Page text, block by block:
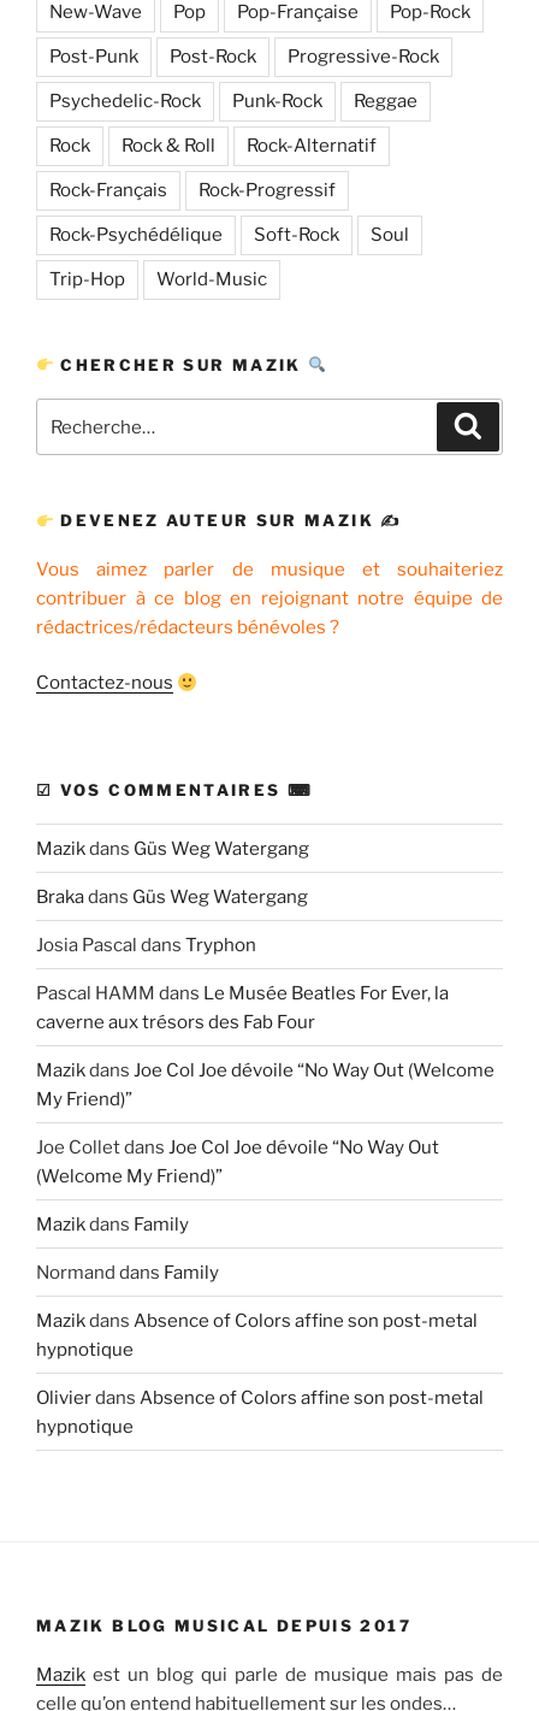
New-Wave Pop Pop-Française Pop-Rock
Post-Punk Post-Rock Progressive-Rock
Psychedelic-Rock Punk-Rock Reggae
Rock Rock & Roll Rock-Alternatif
Rock-Français Rock-Progressif
Rock-Psychédélique Soft-Rock Soul
Trip-Hop World-Music
CHERCHER SUR MAZIK
pour
DEVENEZ AUTEUR SUR MAZIK ✍
Vous aimez parler de musique et souhaiteriez
contribuer à ce blog en rejoignant notre équipe de
rédactrices/rédacteurs bénévoles ?
Contactez-nous
☑ VOS COMMENTAIRES ⌨
Mazikdans Güs Weg Watergang
Brakadans Güs Weg Watergang
Josia Pascal dans Tryphon
Pascal HAMM dans Le Musée Beatles For Ever, la
caverne aux trésors des Fab Four
Mazikdans Joe Col Joe dévoile “No Way Out (Welcome
My Friend)”
Joe Colletdans Joe Col Joe dévoile “No Way Out
(Welcome My Friend)”
Mazikdans Family
Normand dans Family
Mazikdans Absence of Colors affine son post-metal
hypnotique
Olivierdans Absence of Colors affine son post-metal
hypnotique
MAZIK BLOG MUSICAL DEPUIS 2017
Mazik est un blog qui parle de musique mais pas de
celle qu’on entend habituellement sur les ondes…